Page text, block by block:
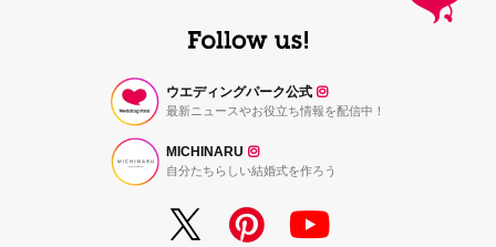
ウエディングパーク公式
最新ニュースやお役立ち情報を配信中！
MICHINARU
自分たちらしい結婚式を作ろう